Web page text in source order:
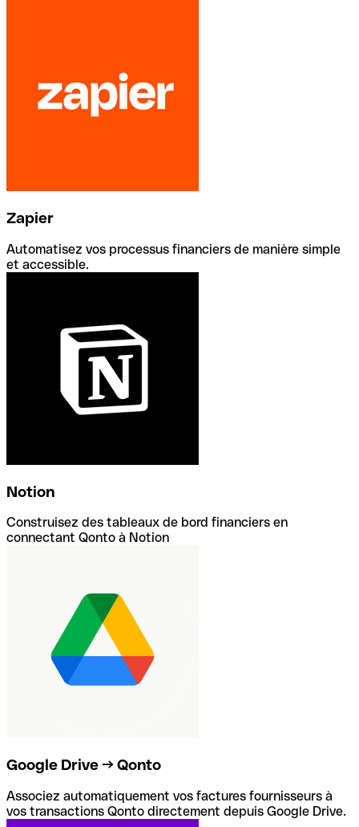
Zapier
Automatisez vos processus financiers de manière simple
et accessible.
Notion
Construisez des tableaux de bord financiers en
connectant Qonto à Notion
Google Drive → Qonto
Associez automatiquement vos factures fournisseurs à
vos transactions Qonto directement depuis Google Drive.